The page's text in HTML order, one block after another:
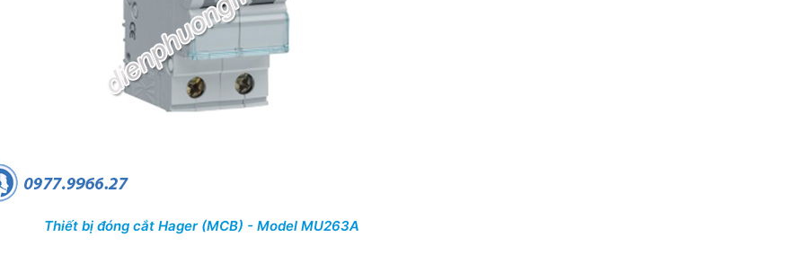
Thiết bị đóng cắt Hager (MCB) - Model MU263A